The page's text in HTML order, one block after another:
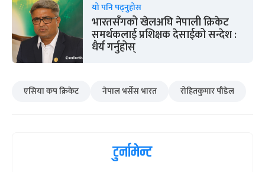
यो पनि पढ्नुहोस
भारतसँगको खेलअघि नेपाली क्रिकेट
समर्थकलाई प्रशिक्षक देसाईको सन्देश :
धैर्य गर्नुहोस्
एसिया कप क्रिकेट नेपाल भर्सेस भारत रोहितकुमार पौडेल
टुर्नामेन्ट